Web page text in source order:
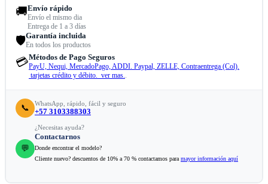
🚚Envío rápido
Envío el mismo dia
Entrega de 1 a 3 días
🛡️Garantía incluida
En todos los productos
💳Métodos de Pago Seguros
PayU, Nequi, MercadoPago, ADDI. Paypal, ZELLE, Contraentrega (Col).
tarjetas crédito y débito. ver mas..
📞 WhatsApp, rápido, fácil y seguro
+57 3103388303
💬
¿Necesitas ayuda?
Contactarnos
Donde encontrar el modelo?
Cliente nuevo? descuentos de 10% a 70 % contactamos para mayor información aquí